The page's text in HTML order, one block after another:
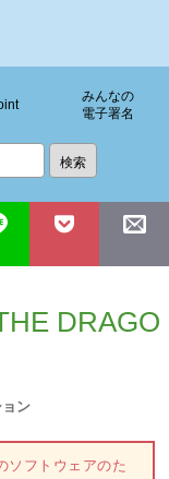
みんなの
電子署名
DRAGO
ン
ソフトウェアのた